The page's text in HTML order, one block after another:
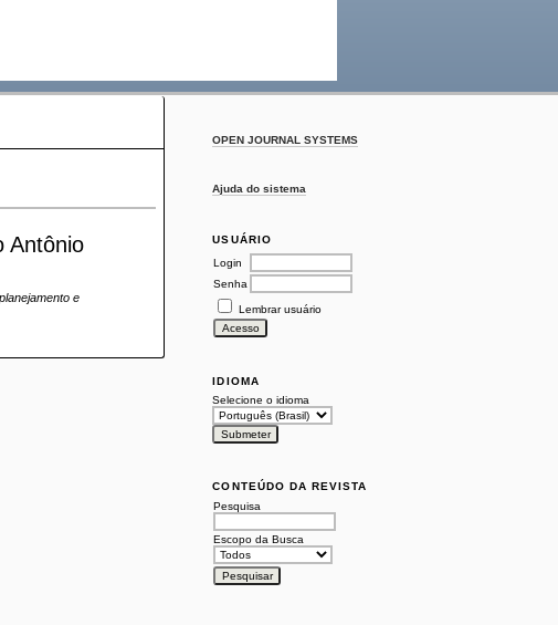
OPEN JOURNAL SYSTEMS
Ajuda do sistema
USUÁRIO
Login
Senha
Lembrar usuário
IDIOMA
Selecione o idioma
CONTEÚDO DA REVISTA
Pesquisa
Escopo da Busca
Antônio
e